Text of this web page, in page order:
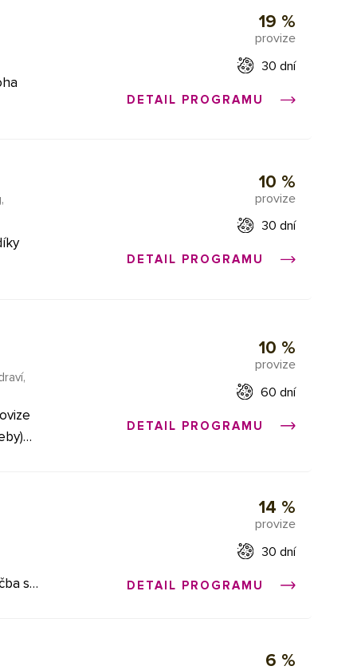
ISO-
a
19 %
provize
30 dní
DETAIL PROGRAMU
a
10 %
provize
30 dní
DETAIL PROGRAMU
10 %
provize
60 dní
DETAIL PROGRAMU
14 %
provize
30 dní
DETAIL PROGRAMU
6 %